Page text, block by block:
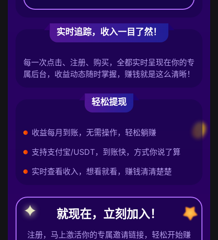
实时追踪，收入一目了然！
每一次点击、注册、购买，全都实时呈现在你的专
属后台，收益动态随时掌握，赚钱就是这么清晰！
轻松提现
收益每月到账，无需操作，轻松躺赚
支持支付宝/USDT，到账快，方式你说了算
实时查看收入，想看就看，赚钱清清楚楚
就现在，立刻加入！
注册，马上激活你的专属邀请链接，轻松开始赚